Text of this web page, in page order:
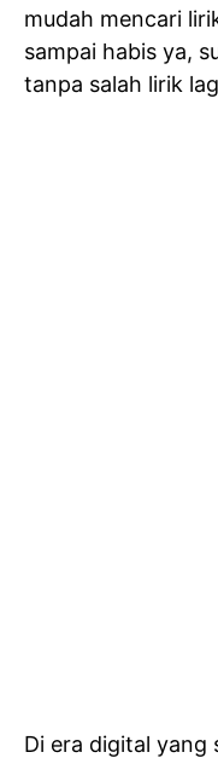
mudah mencari
sampai habis ya,
tanpa salah lirik
Di era digital yang